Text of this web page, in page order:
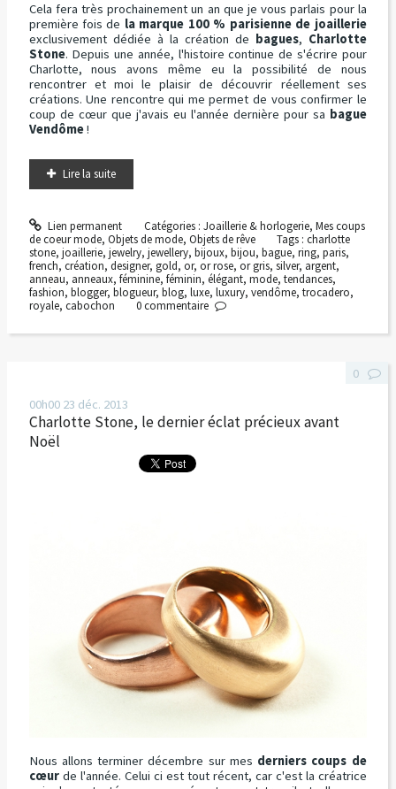
Cela fera très prochainement un an que je vous parlais pour la
première fois de la marque 100 % parisienne de joaillerie
exclusivement dédiée à la création de bagues, Charlotte
Stone. Depuis une année, l'histoire continue de s'écrire pour
Charlotte, nous avons même eu la possibilité de nous
rencontrer et moi le plaisir de découvrir réellement ses
créations. Une rencontre qui me permet de vous confirmer le
coup de cœur que j'avais eu l'année dernière pour sa bague
Vendôme!
Lire la suite
Lien permanent Catégories : Joaillerie & horlogerie, Mes coups
de coeur mode, Objets de mode, Objets de rêve Tags :charlotte
stone, joaillerie, jewelry, jewellery, bijoux, bijou, bague, ring, paris,
french, création, designer, gold, or, or rose, or gris, silver, argent,
anneau, anneaux, féminine, féminin, élégant, mode, tendances,
fashion, blogger, blogueur, blog, luxe, luxury, vendôme, trocadero,
royale, cabochon 0commentaire
00h00 23 déc. 2013
Charlotte Stone, le dernier éclat précieux avant
Noël
Nous allons terminer décembre sur mes derniers coups de
cœurde l'année. Celui ci est tout récent, car c'est la créatrice
0